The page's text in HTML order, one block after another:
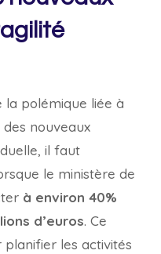
polémique liée à
des nouveaux
il faut
le ministère de
à environ 40%
d’euros. Ce
les activités